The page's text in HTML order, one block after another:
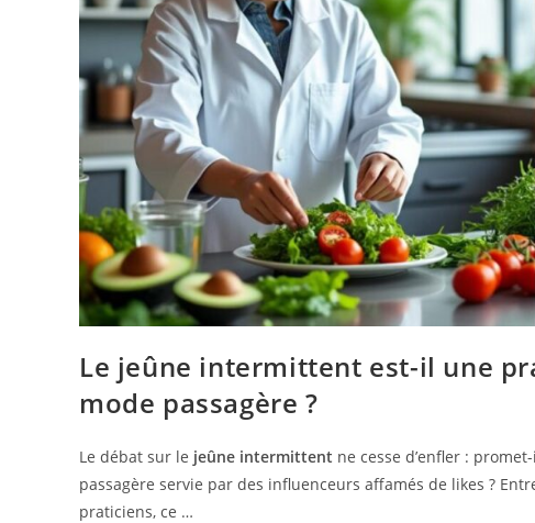
Le jeûne intermittent est-il une
mode passagère ?
Le débat sur le jeûne intermittent ne cesse d’enfler :
passagère servie par des influenceurs affamés de likes ?
praticiens, ce …